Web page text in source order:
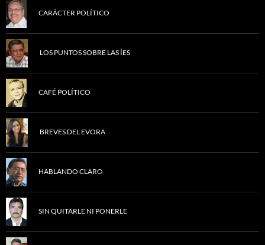
CARÁCTER POLÍTICO
LOS PUNTOS SOBRE LAS ÍES
CAFÉ POLÍTICO
BREVES DEL EVORA
HABLANDO CLARO
SIN QUITARLE NI PONERLE